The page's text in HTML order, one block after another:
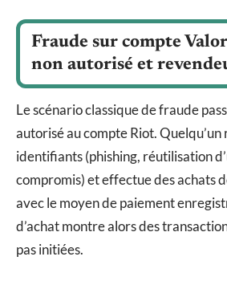
Fraude sur compte
non autorisé et
Le scénario classique de fraude
autorisé au compte Riot. Quelqu’un
identifiants (phishing, réutilisation
compromis) et effectue des achats
avec le moyen de paiement
d’achat montre alors des
pas initiées.